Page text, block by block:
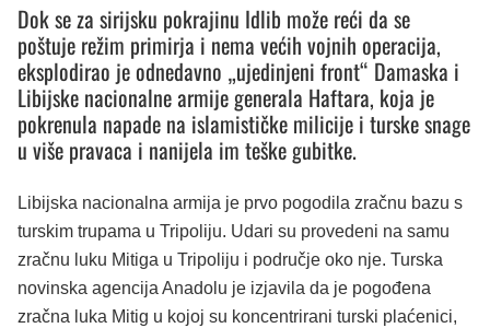
Dok se za sirijsku pokrajinu Idlib može reći da se
poštuje režim primirja i nema većih vojnih operacija,
eksplodirao je odnedavno „ujedinjeni front“ Damaska i
Libijske nacionalne armije generala Haftara, koja je
pokrenula napade na islamističke milicije i turske snage
u više pravaca i nanijela im teške gubitke.
Libijska nacionalna armija je prvo pogodila zračnu bazu s
turskim trupama u Tripoliju. Udari su provedeni na samu
zračnu luku Mitiga u Tripoliju i područje oko nje. Turska
novinska agencija Anadolu je izjavila da je pogođena
zračna luka Mitig u kojoj su koncentrirani turski plaćenici,